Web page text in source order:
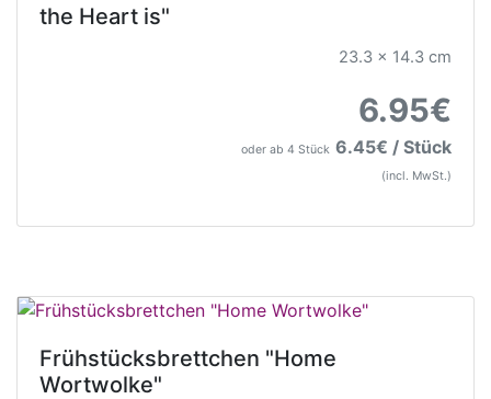
the Heart is"
23.3 x 14.3 cm
6.95€
oder ab 4 Stück 6.45€ / Stück
(incl. MwSt.)
Frühstücksbrettchen "Home
Wortwolke"